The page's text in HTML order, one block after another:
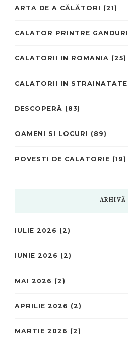
ARTA DE A CĂLĂTORI (21)
CALATOR PRINTRE GANDURI
CALATORII IN ROMANIA (25)
CALATORII IN STRAINATATE
DESCOPERĂ (83)
OAMENI SI LOCURI (89)
POVESTI DE CALATORIE (19)
ARHIVĂ
IULIE 2026 (2)
IUNIE 2026 (2)
MAI 2026 (2)
APRILIE 2026 (2)
MARTIE 2026 (2)